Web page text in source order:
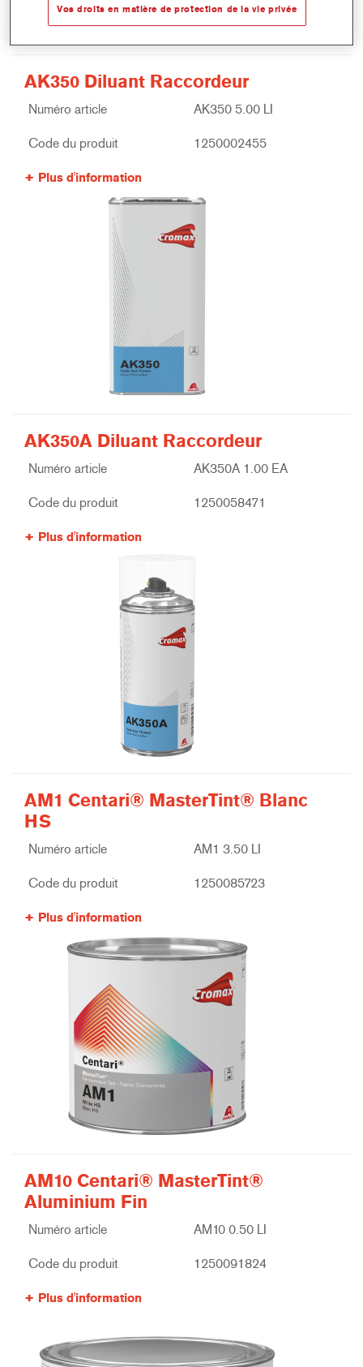
AK350 Diluant Raccordeur
Numéro article AK350 5.00 LI
Code du produit 1250002455
Plus d'information
AK350A Diluant Raccordeur
Numéro article AK350A 1.00 EA
Code du produit 1250058471
Plus d'information
AM1 Centari® MasterTint® Blanc
HS
Numéro article AM1 3.50 LI
Code du produit 1250085723
Plus d'information
AM10 Centari® MasterTint®
Aluminium Fin
Numéro article AM10 0.50 LI
Code du produit 1250091824
Plus d'information
Vos droits en matière de protection de la vie privée